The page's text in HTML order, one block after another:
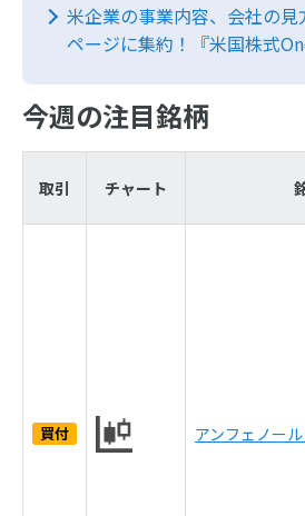
米企業の事業内容、会社の
ページに集約！『米国株式
今週の注目銘柄
取引 チャート
買付 アンフェノー